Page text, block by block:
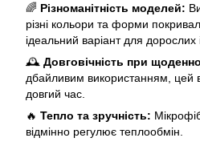
🌈 Різноманітність моделей:
різні кольори та форми
ідеальний варіант для дорослих і
🕰️ Довговічність при
дбайливим використанням, цей
довгий час.
🔥 Тепло та зручність:
відмінно регулює теплообмін.